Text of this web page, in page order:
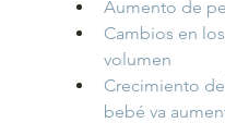
Aumento de
Cambios en
volumen
Crecimiento
bebé va